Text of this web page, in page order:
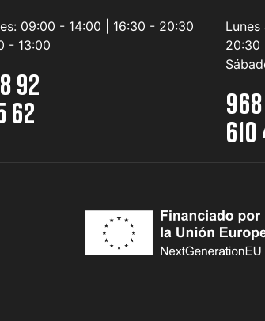
09:00 - 14:00 | 16:30 - 20:30
- 13:00
92
62
Lunes
20:30